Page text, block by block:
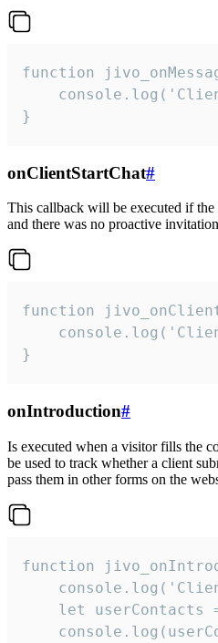
function
}
onClientStartChat#
This callback will be executed if
and there was no proactive
function
}
onIntroduction#
Is executed when a visitor fills the
be used to track whether a client
pass them in other forms on the
function
let userContacts